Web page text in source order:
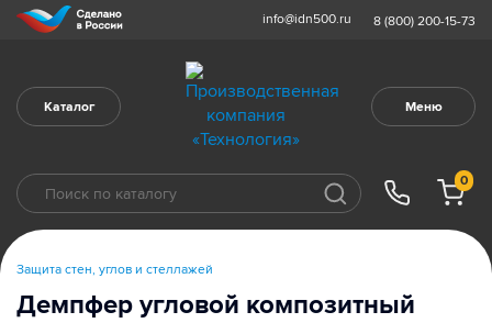
info@idn500.ru 8 (800) 200-15-73
Каталог Меню
0
Защита стен, углов и стеллажей
Демпфер угловой композитный